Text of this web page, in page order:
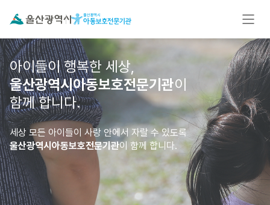
아이들이 행복한 세상,
울산광역시아동보호전문기관이
함께 합니다.
세상 모든 아이들이 사랑 안에서 자랄 수 있도록
울산광역시아동보호전문기관이 함께 합니다.